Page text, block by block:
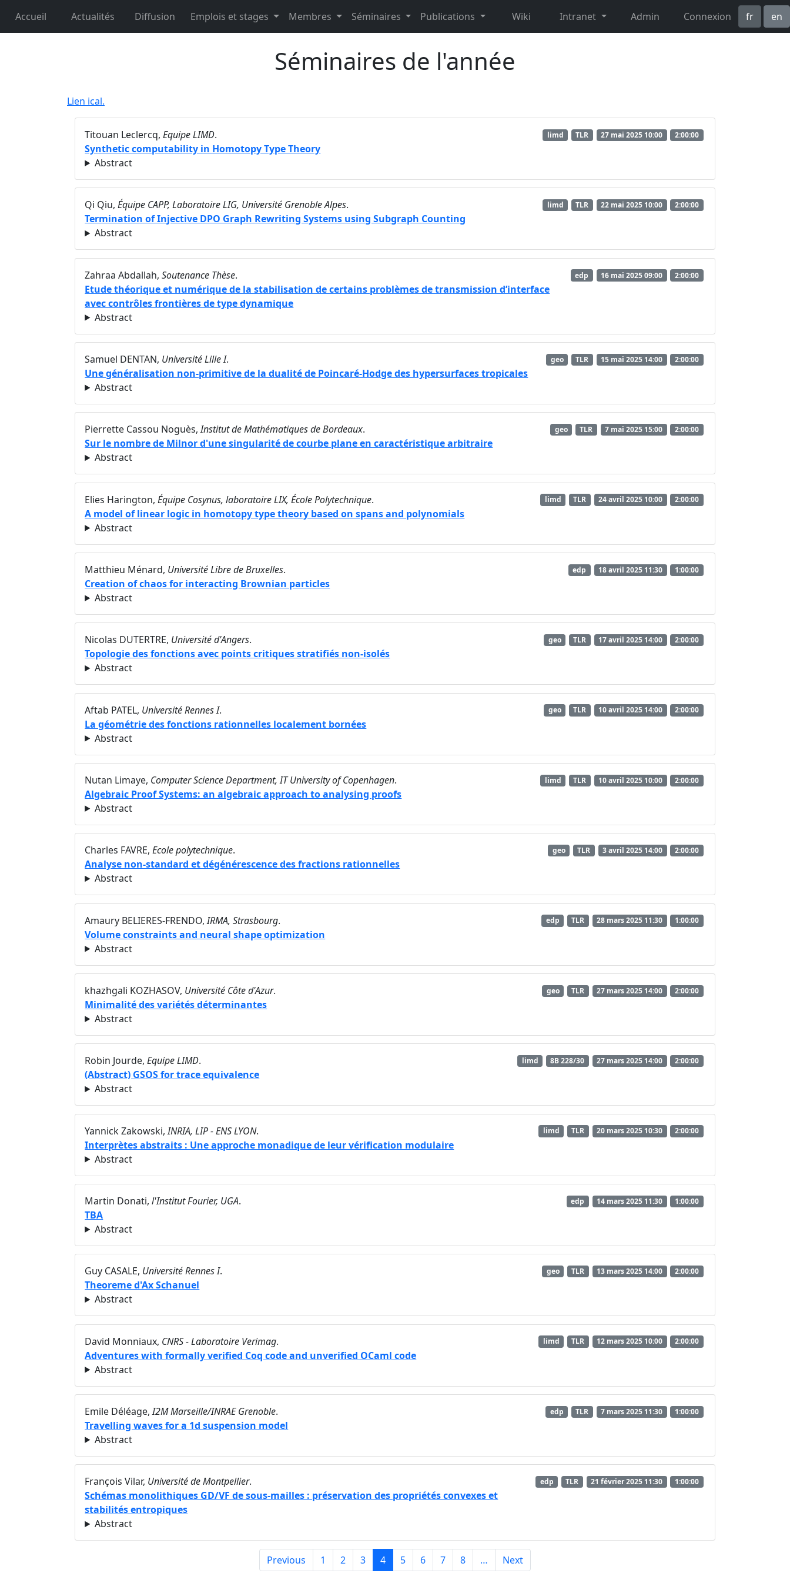
Accueil Actualités Diffusion Emplois et stages Membres Séminaires Publications Wiki Intranet Admin Connexion fr en
Séminaires de l'année
Lien ical.
Titouan Leclercq,Equipe LIMD. 2:00:00
27 mai 2025 10:00
TLR
limd
Synthetic computability in Homotopy Type Theory
Abstract
Qi Qiu,Équipe CAPP, Laboratoire LIG, Université Grenoble Alpes. 2:00:00
22 mai 2025 10:00
TLR
limd
Termination of Injective DPO Graph Rewriting Systems using Subgraph Counting
Abstract
Zahraa Abdallah,Soutenance Thèse. 2:00:00
16 mai 2025 09:00
edp
Etude théorique et numérique de la stabilisation de certains problèmes de transmission d’interface
avec contrôles frontières de type dynamique
Abstract
Samuel DENTAN, Université Lille I. 2:00:00
15 mai 2025 14:00
TLR
geo
Une généralisation non-primitive de la dualité de Poincaré-Hodge des hypersurfaces tropicales
Abstract
Pierrette Cassou Noguès,Institut de Mathématiques de Bordeaux. 2:00:00
7 mai 2025 15:00
TLR
geo
Sur le nombre de Milnor d'une singularité de courbe plane en caractéristique arbitraire
Abstract
Elies Harington,Équipe Cosynus, laboratoire LIX, École Polytechnique. 2:00:00
24 avril 2025 10:00
TLR
limd
A model of linear logic in homotopy type theory based on spans and polynomials
Abstract
Matthieu Ménard, Université Libre de Bruxelles. 1:00:00
18 avril 2025 11:30
edp
Creation of chaos for interacting Brownian particles
Abstract
Nicolas DUTERTRE, Université d'Angers. 2:00:00
17 avril 2025 14:00
TLR
geo
Topologie des fonctions avec points critiques stratifiés non-isolés
Abstract
Aftab PATEL, Université Rennes I. 2:00:00
10 avril 2025 14:00
TLR
geo
La géométrie des fonctions rationnelles localement bornées
Abstract
Nutan Limaye, Computer Science Department, IT University of Copenhagen. 2:00:00
10 avril 2025 10:00
TLR
limd
Algebraic Proof Systems: an algebraic approach to analysing proofs
Abstract
Charles FAVRE,Ecole polytechnique. 2:00:00
3 avril 2025 14:00
TLR
geo
Analyse non-standard et dégénérescence des fractions rationnelles
Abstract
Amaury BELIERES-FRENDO,IRMA, Strasbourg. 1:00:00
28 mars 2025 11:30
TLR
edp
Volume constraints and neural shape optimization
Abstract
khazhgali KOZHASOV, Université Côte d'Azur. 2:00:00
27 mars 2025 14:00
TLR
geo
Minimalité des variétés déterminantes
Abstract
Robin Jourde,Equipe LIMD. 2:00:00
27 mars 2025 14:00
8B 228/30
limd
(Abstract) GSOS for trace equivalence
Abstract
Yannick Zakowski,INRIA, LIP - ENS LYON. 2:00:00
20 mars 2025 10:30
TLR
limd
Interprètes abstraits : Une approche monadique de leur vérification modulaire
Abstract
Martin Donati,l'Institut Fourier, UGA. 1:00:00
14 mars 2025 11:30
edp
TBA
Abstract
Guy CASALE, Université Rennes I. 2:00:00
13 mars 2025 14:00
TLR
geo
Theoreme d'Ax Schanuel
Abstract
David Monniaux, CNRS - Laboratoire Verimag. 2:00:00
12 mars 2025 10:00
TLR
limd
Adventures with formally verified Coq code and unverified OCaml code
Abstract
Emile Déléage,I2M Marseille/INRAE Grenoble. 1:00:00
7 mars 2025 11:30
TLR
edp
Travelling waves for a 1d suspension model
Abstract
François Vilar, Université de Montpellier. 1:00:00
21 février 2025 11:30
TLR
edp
Schémas monolithiques GD/VF de sous-mailles : préservation des propriétés convexes et
stabilités entropiques
Abstract
Previous 1 2 3 4 5 6 7 8 … Next